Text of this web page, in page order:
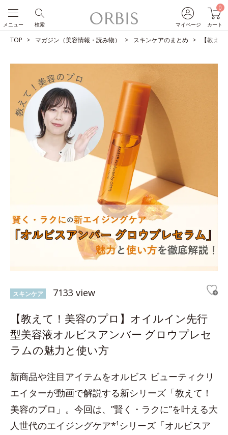
マイページ
0
カート
検索
メニュー
TOP マガジン（美容情報・読み物） スキンケアのまとめ 【教え
スキンケア 7133 view
【教えて！美容のプロ】オイルイン先行
型美容液オルビスアンバー グロウプレセ
ラムの魅力と使い方
新商品や注目アイテムをオルビス ビューティクリ
エイターが動画で解説する新シリーズ「教えて！
美容のプロ」。今回は、”賢く・ラクに”を叶える大
人世代のエイジングケア*¹シリーズ「オルビスア